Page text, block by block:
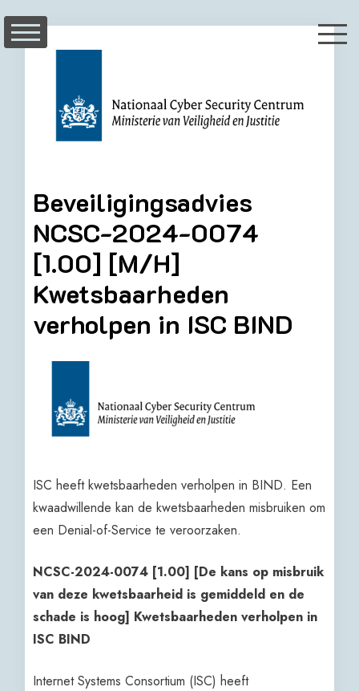
Beveiligingsadvies
NCSC-2024-0074
[1.00] [M/H]
Kwetsbaarheden
verholpen in ISC BIND
ISC heeft kwetsbaarheden verholpen in BIND. Een
kwaadwillende kan de kwetsbaarheden misbruiken om
een Denial-of-Service te veroorzaken.
NCSC-2024-0074 [1.00] [De kans op misbruik
van deze kwetsbaarheid is gemiddeld en de
schade is hoog] Kwetsbaarheden verholpen in
ISC BIND
Internet Systems Consortium (ISC) heeft